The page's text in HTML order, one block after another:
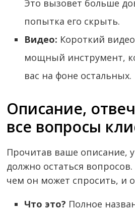
Это вызовет больше
попытка его скрыть.
Видео: Короткий
мощный инструмент,
вас на фоне остальных.
Описание,
все вопросы
Прочитав ваше описание,
должно остаться
чем он может спросить, и
Что это? Полное